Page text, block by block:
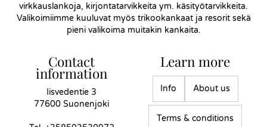
virkkauslankoja, kirjontatarvikkeita ym. käsityötarvikkeita.
Valikoimiimme kuuluvat myös trikookankaat ja resorit sekä
pieni valikoima muitakin kankaita.
Contact
information
Iisvedentie 3
77600 Suonenjoki
Learn more
Info About us
Terms & conditions